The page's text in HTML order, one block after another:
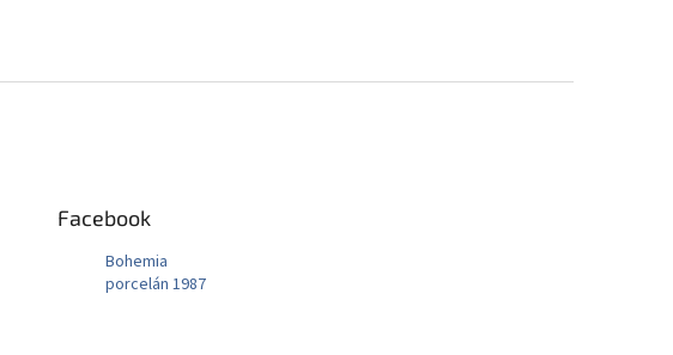
Facebook
Bohemia
porcelán 1987